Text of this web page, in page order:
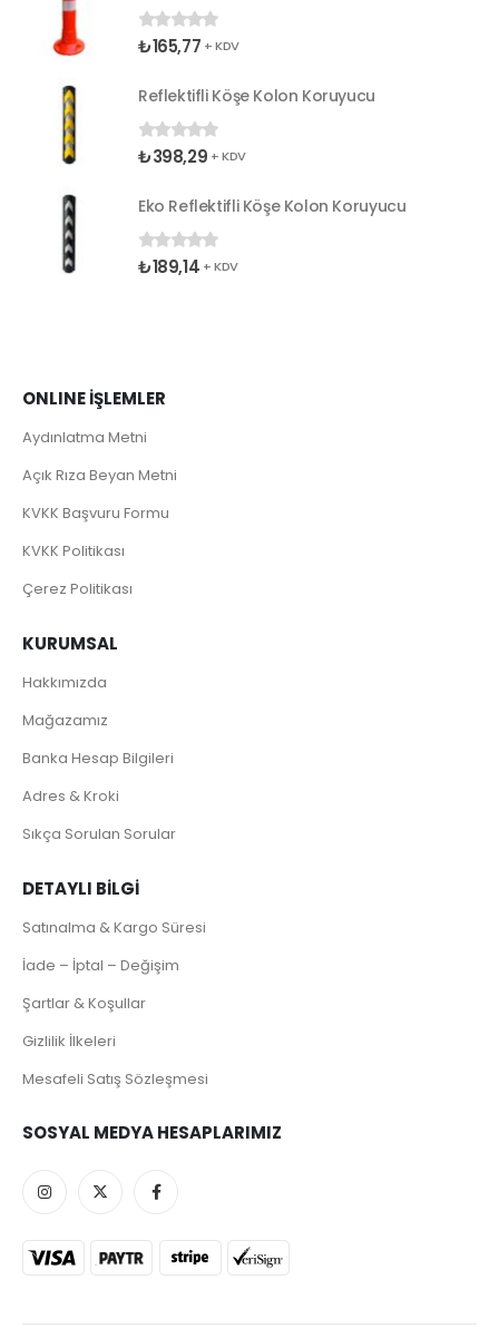
05 üzerinden
₺165,77 + KDV
Reflektifli Köşe Kolon Koruyucu
05 üzerinden
₺398,29 + KDV
Eko Reflektifli Köşe Kolon Koruyucu
05 üzerinden
₺189,14 + KDV
ONLINE İŞLEMLER
Aydınlatma Metni
Açık Rıza Beyan Metni
KVKK Başvuru Formu
KVKK Politikası
Çerez Politikası
KURUMSAL
Hakkımızda
Mağazamız
Banka Hesap Bilgileri
Adres & Kroki
Sıkça Sorulan Sorular
DETAYLI BILGI
Satınalma & Kargo Süresi
İade – İptal – Değişim
Şartlar & Koşullar
Gizlilik İlkeleri
Mesafeli Satış Sözleşmesi
SOSYAL MEDYA HESAPLARIMIZ